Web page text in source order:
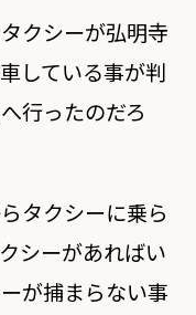
クシーが弘明寺
している事が判
行ったのだろ
タクシーに乗ら
シーがあればい
が捕まらない事